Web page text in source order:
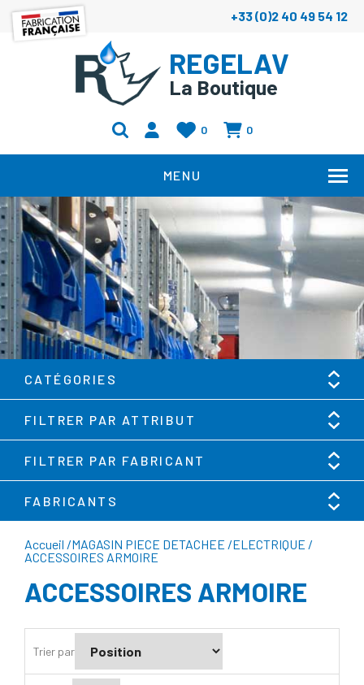
+33 (0)2 40 49 54 12
REGELAV
La Boutique
0 0
MENU
Accueil /MAGASIN PIECE DETACHEE /ELECTRIQUE /
ACCESSOIRES ARMOIRE
CATÉGORIES
FILTRER PAR ATTRIBUT
FILTRER PAR FABRICANT
FABRICANTS
ACCESSOIRES ARMOIRE
Trier par